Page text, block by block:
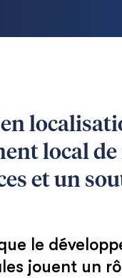
local
et un
le
jouent un